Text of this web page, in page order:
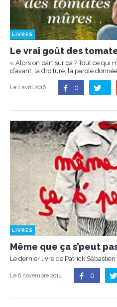
LIVRES
Le vrai goût des
« Alors on part sur ça ? Tout ce qui
d’avant, la droiture, la parole
Le 1 avril 2016 0
LIVRES
Même que ça s’peut
Le dernier livre de Patrick Sébastien
Le 6 novembre 2014 0